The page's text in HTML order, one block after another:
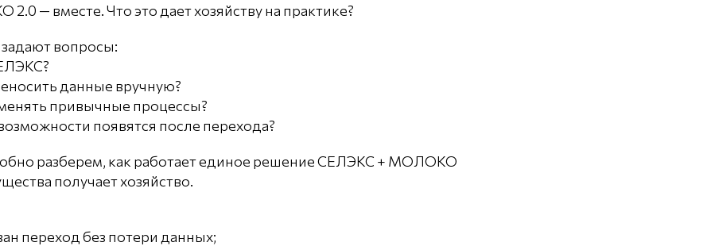
— вместе. Что это дает хозяйству на практике?
вопросы:
данные вручную?
привычные процессы?
появятся после перехода?
разберем, как работает единое решение СЕЛЭКС + МОЛОКО
получает хозяйство.
переход без потери данных;